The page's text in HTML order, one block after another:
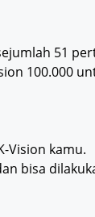
51
100.000
Vision kamu.
bisa